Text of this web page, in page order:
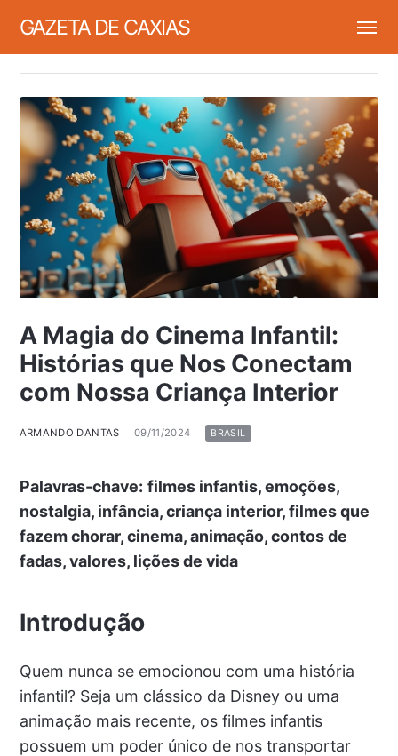
GAZETA DE CAXIAS
A Magia do Cinema Infantil:
Histórias que Nos Conectam
com Nossa Criança Interior
ARMANDO DANTAS 09/11/2024 BRASIL
Palavras-chave: filmes infantis, emoções,
nostalgia, infância, criança interior, filmes que
fazem chorar, cinema, animação, contos de
fadas, valores, lições de vida
Introdução
Quem nunca se emocionou com uma história
infantil? Seja um clássico da Disney ou uma
animação mais recente, os filmes infantis
possuem um poder único de nos transportar